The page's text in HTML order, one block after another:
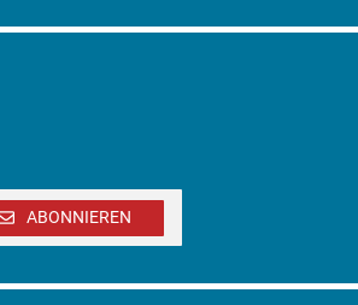
ABONNIEREN